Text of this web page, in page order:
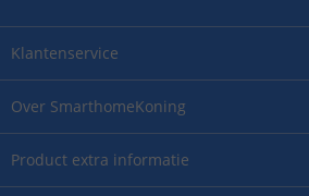
Over SmarthomeKoning
Product extra informatie
Klantenservice